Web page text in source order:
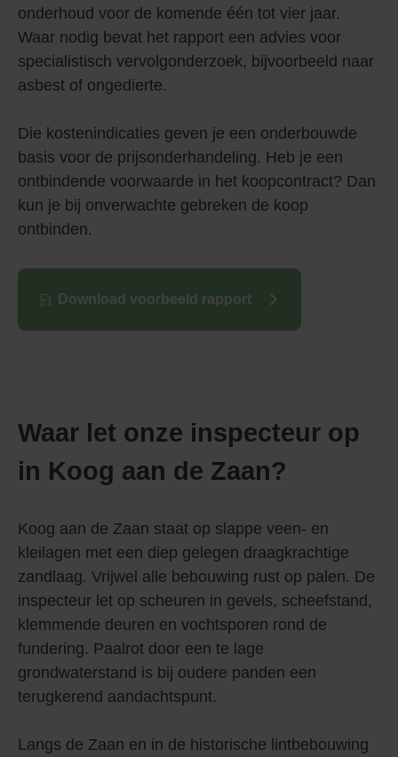
onderhoud voor de komende één tot vier jaar.
Waar nodig bevat het rapport een advies voor
specialistisch vervolgonderzoek, bijvoorbeeld naar
asbest of ongedierte.
Die kostenindicaties geven je een onderbouwde
basis voor de prijsonderhandeling. Heb je een
ontbindende voorwaarde in het koopcontract? Dan
kun je bij onverwachte gebreken de koop
ontbinden.
Download voorbeeld rapport
Waar let onze inspecteur op
in Koog aan de Zaan?
Koog aan de Zaan staat op slappe veen- en
kleilagen met een diep gelegen draagkrachtige
zandlaag. Vrijwel alle bebouwing rust op palen. De
inspecteur let op scheuren in gevels, scheefstand,
klemmende deuren en vochtsporen rond de
fundering. Paalrot door een te lage
grondwaterstand is bij oudere panden een
terugkerend aandachtspunt.
Langs de Zaan en in de historische lintbebouwing